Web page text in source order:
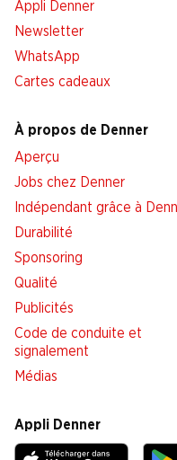
Appli Denner
Newsletter
WhatsApp
Cartes cadeaux
À propos de Denner
Aperçu
Jobs chez Denner
Indépendant grâce à
Durabilité
Sponsoring
Qualité
Publicités
Code de conduite et
signalement
Médias
Appli Denner